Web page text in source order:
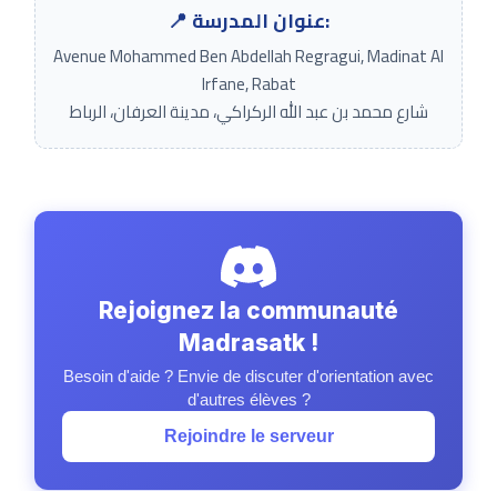
📍 عنوان المدرسة:
Avenue Mohammed Ben Abdellah Regragui, Madinat Al
Irfane, Rabat
شارع محمد بن عبد الله الركراكي، مدينة العرفان، الرباط
Rejoignez la communauté
Madrasatk !
Besoin d'aide ? Envie de discuter d'orientation avec
d'autres élèves ?
Rejoindre le serveur